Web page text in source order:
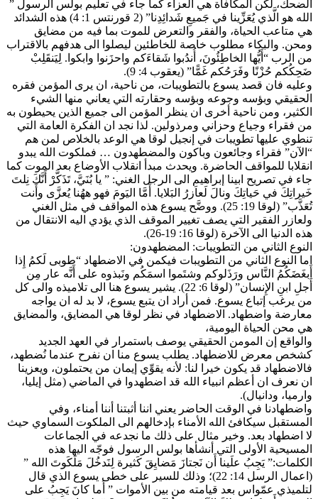
الضحك، لكن المكافأة هي العزاء كما جاء في تعليم بولس الرسول ”
الله هو الَّذي يُعَزِّينا في جَميعِ شَدائِدِنا” (2 قورنتس 1: 4) هذه الشدائد
هي متاعب الحياة، والفقر والتعرض للموت بما فيه من مضايق
ومحن. والبكاء مطلوب خاصة للخاطئين ليصلوا الى هدفهم بالاقتراب
من الرب “أَيُّها الخاطِئُونَ، أُندُبوا شَقاءَكم واحزَنوا وابكوا. لِيَنقَلِبْ
ضَحِكُكم حُزْنًا وفَرَحُكم غَمًّا” (يعقوب 4: 9).
وعليه فان قصد يسوع بالتطويبات، من ناحية، ان يرى المؤمن فقره
الحقيقي وبؤسه وجوعه وبؤسه وحقارته التي يعاني منها الشيء
الكثير، ومن ناحية أخرى ان ينظر المؤمن الى جميع الذين يحيطون به
من فقراء وجياع وحزاني ومرذولين. لذا نجد ان الفكرة العامة التي
تنطوي عليها تطويبات في إنجيل لوقا هي الوعد بالخلاص لمن هم
“الآن” فقراء وجائعون وباكون والمضطهدون … فملكوت الله يبدو
انقلابا للمواقف الحاضرة. ويحدث مبدأ انقلاب الأوضاع بعد الموت كما
جاء في تصريح ابينا إبراهيم الى الرجل الغني: ” يا بُنَيَّ، تَذَكَّرْ أَنَّكَ نِلتَ
خَيراتِكَ في حَياتِكَ ونالَ لَعاَزرُ البَلايا. أَمَّا اليَومَ فهو ههُنا يُعزَّى وأَنت
تُعَذَّب” (لوقا 19: 25). ووضَّح يسوع هذه المواقف في مثل الغني
ولعازر الفقير التي يصف تغيير الموقف الذي يؤدي اليه الانتقال من
هذه الدنيا الى الآخرة (لوقا 16: 19-26).
النوع الثاني من التطويبات: المضطهدون:
اما النوع الثاني من التطويبات فيكمن في الاضطهاد “طوبى لَكمُ إِذا
أَبغَضَكُمُ النَّاس ورَذَلوكم وشتَموا اسمَكُم ونَبذوه على أَنَّه عار مِن
أَجلِ ابنِ الإِنسان” (لوقا 6: 22). يشير يسوع هنا الى تلاميذه والى كل
من يرغب إتباع يسوع. فمن أراد ان يتبع يسوع، لا بد له ان يواجه
معارضة واضطهاد. الاضطهاد في نظر لوقا هي المضايق، والمضايق
هي محن الحياة اليومية،
والواقع إن المومن الحقيقي يوصف باستمرار في العهد الجديد
كشخص معرض للاضطهاد. يطلب يسوع منا ان نفرح عندما نُضطهد،
فالاضطهاد قد يكون خيرا لنا: لأنه يقوِّي إيمان من يحتملون، ويعزينا
ان نعرف ان أعظم انبياء الله قد اضطهدوا في الماضي (مثل إيليا،
وارميا، ودانيال).
واضطهادنا في الوقت الحاضر يعني اننا أثبتنا أننا أمناء، وفي
المستقبل سيكافئ الله الأمناء بإدخالهم الى الملكوت السماوي حيث
لا اضطهاد بعد. وخير مثال على ذلك ما نجدعه في الجماعات
المسيحية الأولى التي أنشأها بولس الرسول فوجّه اليها هذه
الكلمات:” يَجِبُ علَينا أَن نَجتازَ مَضايِقَ كَثيرة لِنَدخُلَ مَلَكَوتَ الله ”
(اعمال الرسل 14: 22)؛ وذلك للسير على خطى يسوع الذي قال
لتلميذي عمّواس بعد قيامته من بين الأموات ” أَما كانَ يَجِبُ على